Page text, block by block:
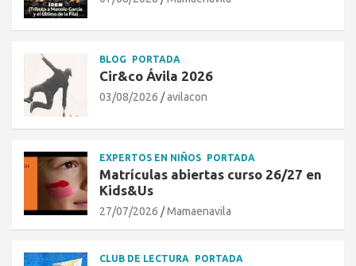
BLOG PORTADA
Cir&co Ávila 2026
03/08/2026 avilacon
EXPERTOS EN NIÑOS PORTADA
Matrículas abiertas curso 26/27 en
Kids&Us
27/07/2026 Mamaenavila
CLUB DE LECTURA PORTADA